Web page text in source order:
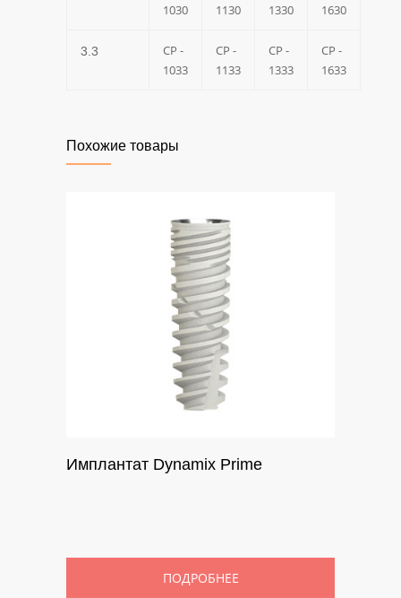
1030
1130
1330
1630
3.3
CP -
1033
CP -
1133
CP -
1333
CP -
1633
Похожие товары
Имплантат Dynamix Prime
ПОДРОБНЕЕ